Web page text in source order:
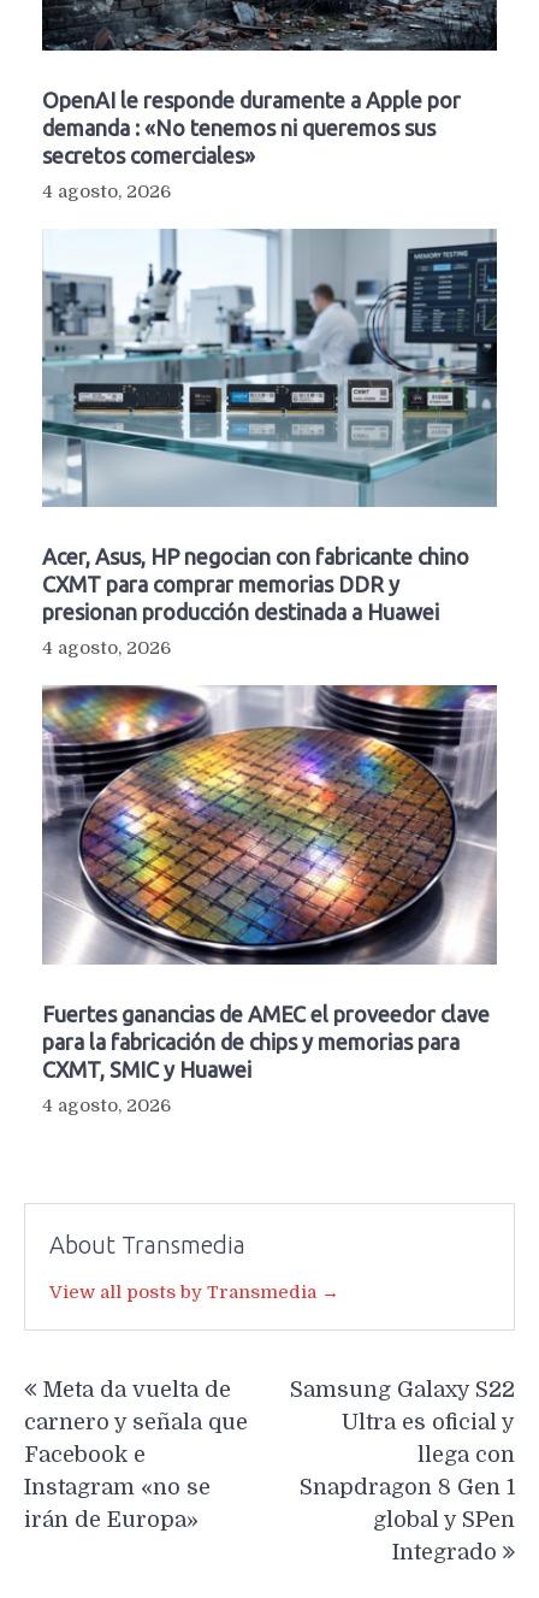
OpenAI le responde duramente a Apple por
demanda : «No tenemos ni queremos sus
secretos comerciales»
4 agosto, 2026
Acer, Asus, HP negocian con fabricante chino
CXMT para comprar memorias DDR y
presionan producción destinada a Huawei
4 agosto, 2026
Fuertes ganancias de AMEC el proveedor clave
para la fabricación de chips y memorias para
CXMT, SMIC y Huawei
4 agosto, 2026
About Transmedia
View all posts by Transmedia →
entradas
Meta da vuelta de
carnero y señala que
Facebook e
Instagram «no se
irán de Europa»
Samsung Galaxy S22
Ultra es oficial y
llega con
Snapdragon 8 Gen 1
global y SPen
Integrado